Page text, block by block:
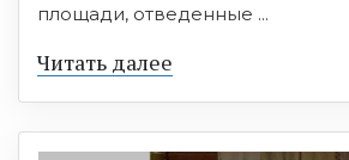
площади, отведенные ...
Читать далее